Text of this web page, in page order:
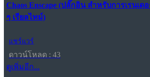
Chaos Enscape (ปลั๊กอิน สำหรับการเรนเ
ๆ เรียลไทม์)
แชร์แวร์
ดาวน์โหลด : 43
ดูเพิ่มอีก...